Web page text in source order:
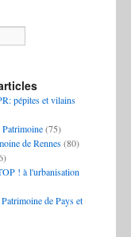
pépites et vilains
(75)
de Rennes(80)
! à l'urbanisation
de Pays et